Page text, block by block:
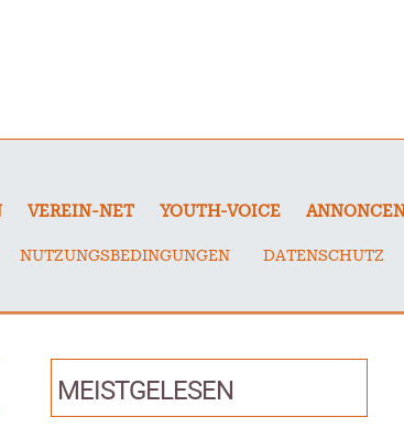
VEREIN-NET YOUTH-VOICE ANNONCEN
NUTZUNGSBEDINGUNGEN DATENSCHUTZ
MEISTGELESEN